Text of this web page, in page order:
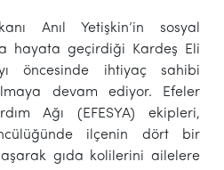
Anıl Yetişkin’in sosyal
hayata geçirdiği Kardeş Eli
öncesinde ihtiyaç sahibi
devam ediyor. Efeler
Ağı (EFESYA) ekipleri,
ilçenin dört bir
gıda kolilerini ailelere